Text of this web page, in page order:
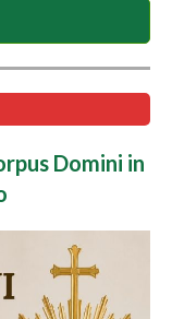
Domini in